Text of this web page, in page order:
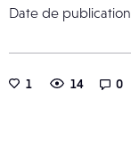
Date de publication
1 14 0